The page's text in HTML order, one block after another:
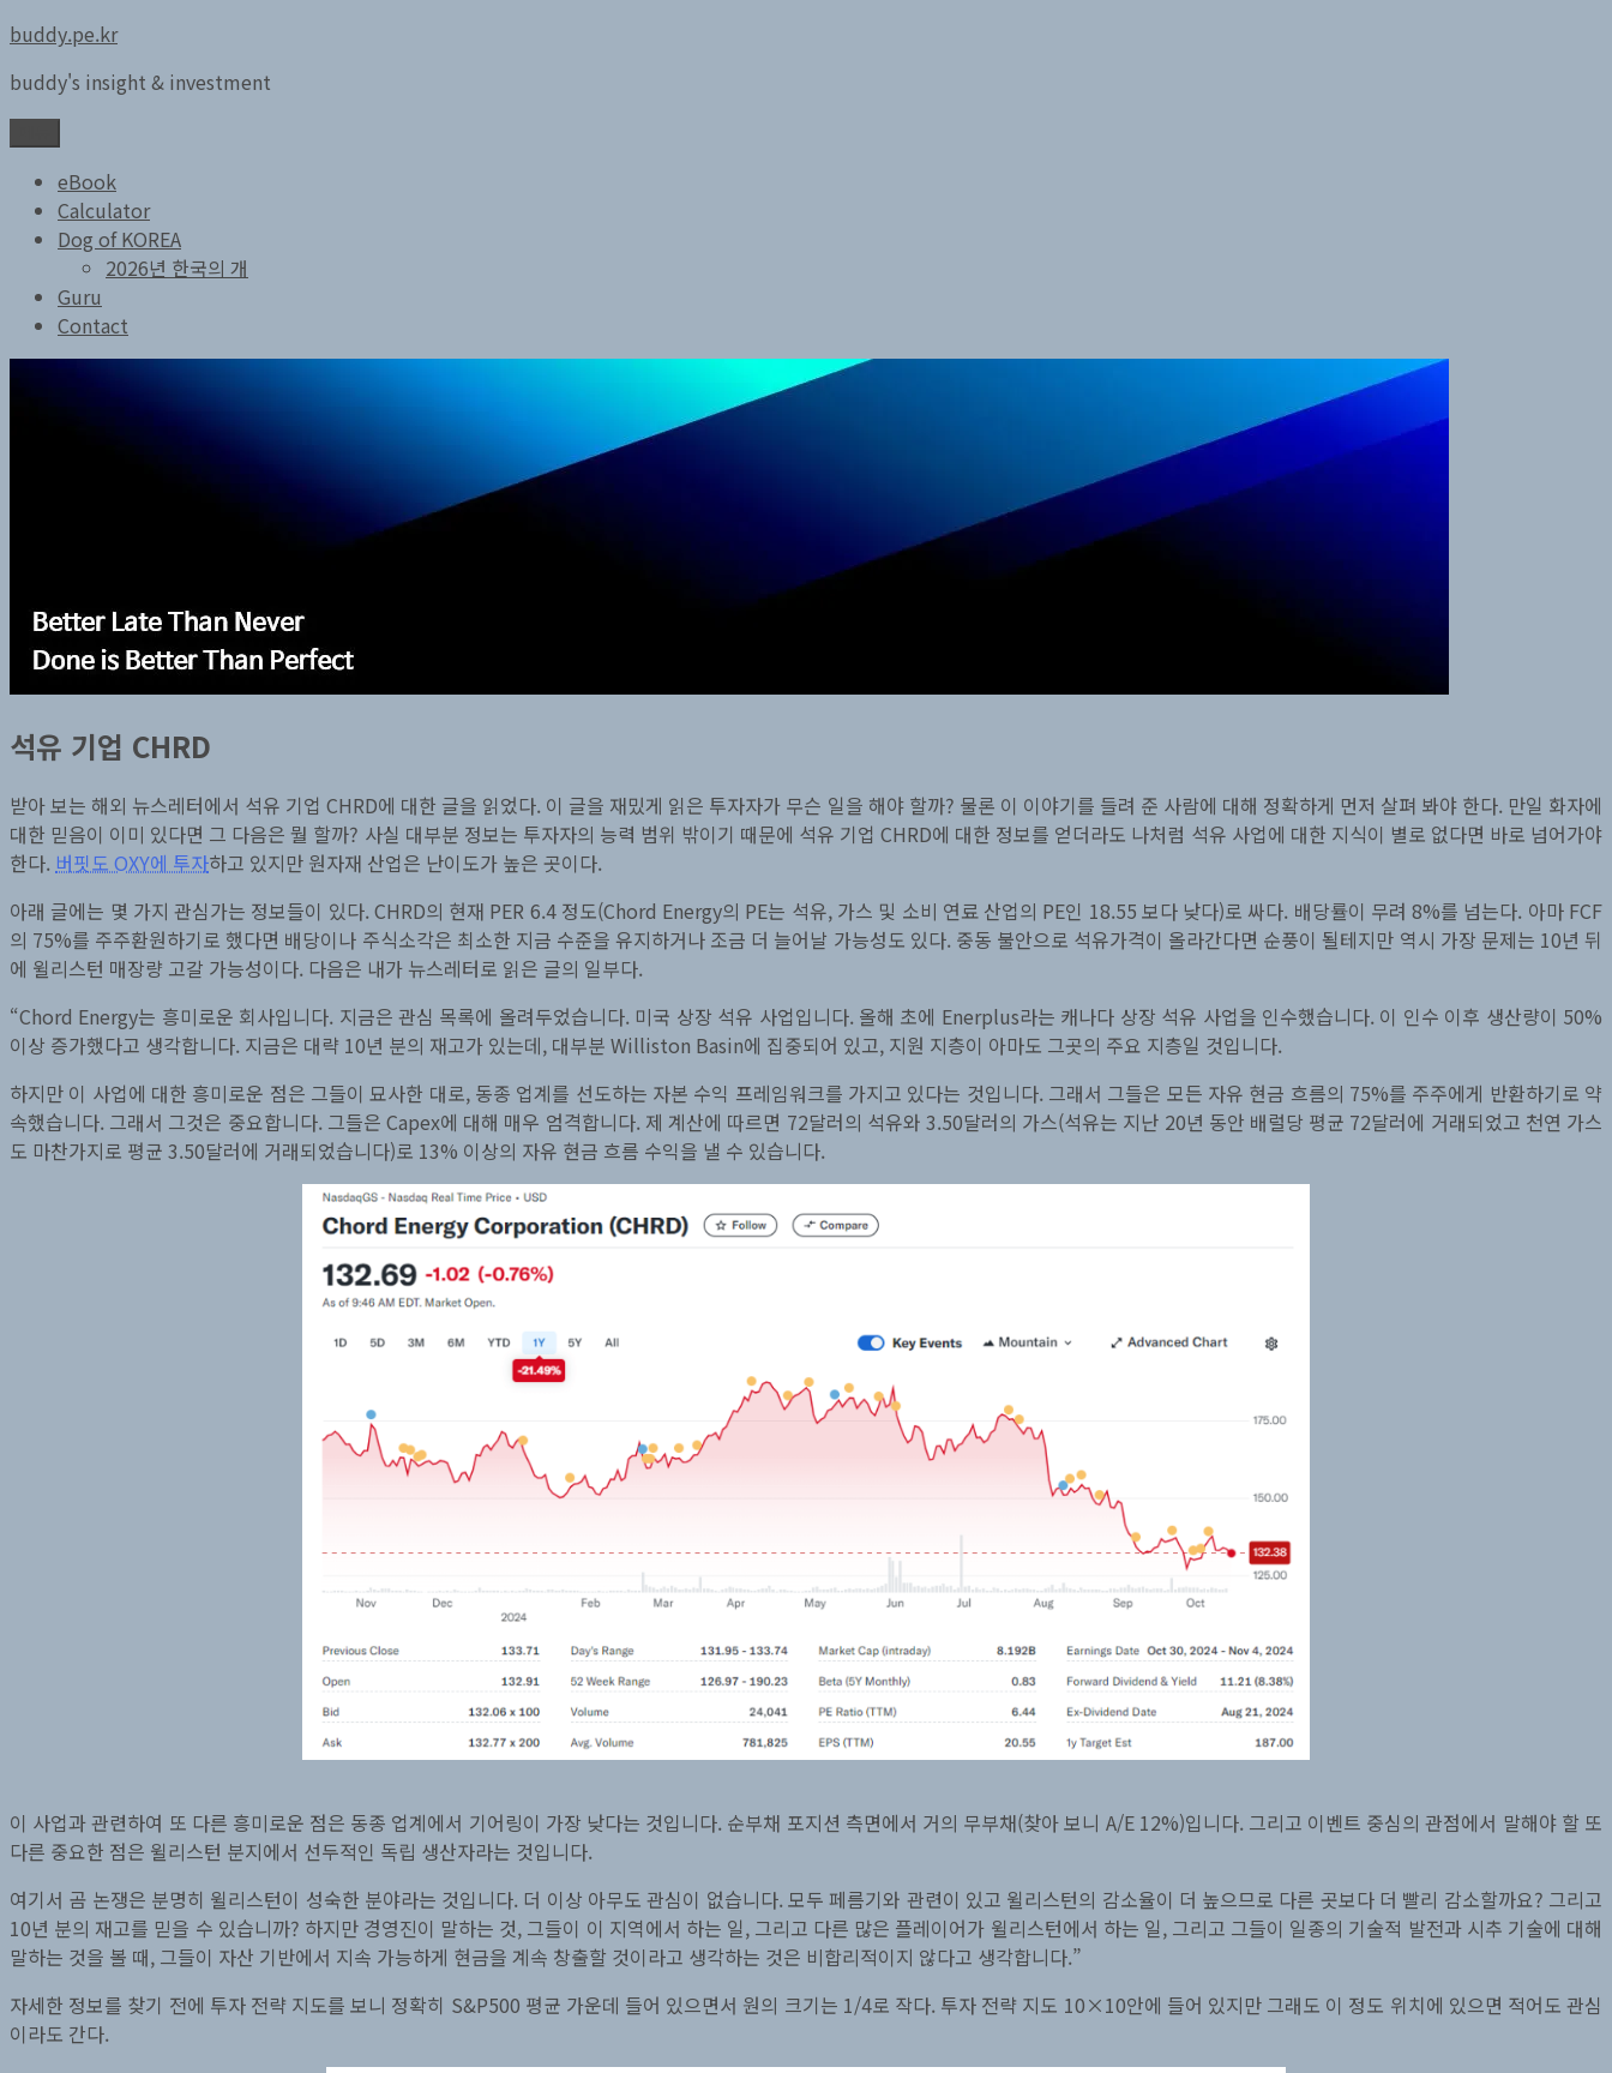
콘
츠
로
바
buddy.pe.kr
buddy's insight & investment
eBook
Calculator
Dog of KOREA
2026년 한국의 개
Guru
Contact
석유 기업 CHRD
받아 보는 해외 뉴스레터에서 석유 기업 CHRD에 대한 글을 읽었다. 이 글을 재밌게 읽은 투자자가 무슨 일을 해야 할까? 물론 이 이야기를 들려 준 사람에 대해 정확하게 먼저 살펴 봐야 한다. 만일 화자에
대한 믿음이 이미 있다면 그 다음은 뭘 할까? 사실 대부분 정보는 투자자의 능력 범위 밖이기 때문에 석유 기업 CHRD에 대한 정보를 얻더라도 나처럼 석유 사업에 대한 지식이 별로 없다면 바로 넘어가야
한다. 버핏도 OXY에 투자하고 있지만 원자재 산업은 난이도가 높은 곳이다.
아래 글에는 몇 가지 관심가는 정보들이 있다. CHRD의 현재 PER 6.4 정도(Chord Energy의 PE는 석유, 가스 및 소비 연료 산업의 PE인 18.55 보다 낮다)로 싸다. 배당률이 무려 8%를 넘는다. 아마 FCF
의 75%를 주주환원하기로 했다면 배당이나 주식소각은 최소한 지금 수준을 유지하거나 조금 더 늘어날 가능성도 있다. 중동 불안으로 석유가격이 올라간다면 순풍이 될테지만 역시 가장 문제는 10년 뒤
에 윌리스턴 매장량 고갈 가능성이다. 다음은 내가 뉴스레터로 읽은 글의 일부다.
“Chord Energy는 흥미로운 회사입니다. 지금은 관심 목록에 올려두었습니다. 미국 상장 석유 사업입니다. 올해 초에 Enerplus라는 캐나다 상장 석유 사업을 인수했습니다. 이 인수 이후 생산량이 50%
이상 증가했다고 생각합니다. 지금은 대략 10년 분의 재고가 있는데, 대부분 Williston Basin에 집중되어 있고, 지원 지층이 아마도 그곳의 주요 지층일 것입니다.
하지만 이 사업에 대한 흥미로운 점은 그들이 묘사한 대로, 동종 업계를 선도하는 자본 수익 프레임워크를 가지고 있다는 것입니다. 그래서 그들은 모든 자유 현금 흐름의 75%를 주주에게 반환하기로 약
속했습니다. 그래서 그것은 중요합니다. 그들은 Capex에 대해 매우 엄격합니다. 제 계산에 따르면 72달러의 석유와 3.50달러의 가스(석유는 지난 20년 동안 배럴당 평균 72달러에 거래되었고 천연 가스
도 마찬가지로 평균 3.50달러에 거래되었습니다)로 13% 이상의 자유 현금 흐름 수익을 낼 수 있습니다.
이 사업과 관련하여 또 다른 흥미로운 점은 동종 업계에서 기어링이 가장 낮다는 것입니다. 순부채 포지션 측면에서 거의 무부채(찾아 보니 A/E 12%)입니다. 그리고 이벤트 중심의 관점에서 말해야 할 또
다른 중요한 점은 윌리스턴 분지에서 선두적인 독립 생산자라는 것입니다.
여기서 곰 논쟁은 분명히 윌리스턴이 성숙한 분야라는 것입니다. 더 이상 아무도 관심이 없습니다. 모두 페름기와 관련이 있고 윌리스턴의 감소율이 더 높으므로 다른 곳보다 더 빨리 감소할까요? 그리고
10년 분의 재고를 믿을 수 있습니까? 하지만 경영진이 말하는 것, 그들이 이 지역에서 하는 일, 그리고 다른 많은 플레이어가 윌리스턴에서 하는 일, 그리고 그들이 일종의 기술적 발전과 시추 기술에 대해
말하는 것을 볼 때, 그들이 자산 기반에서 지속 가능하게 현금을 계속 창출할 것이라고 생각하는 것은 비합리적이지 않다고 생각합니다.”
자세한 정보를 찾기 전에 투자 전략 지도를 보니 정확히 S&P500 평균 가운데 들어 있으면서 원의 크기는 1/4로 작다. 투자 전략 지도 10×10안에 들어 있지만 그래도 이 정도 위치에 있으면 적어도 관심
이라도 간다.